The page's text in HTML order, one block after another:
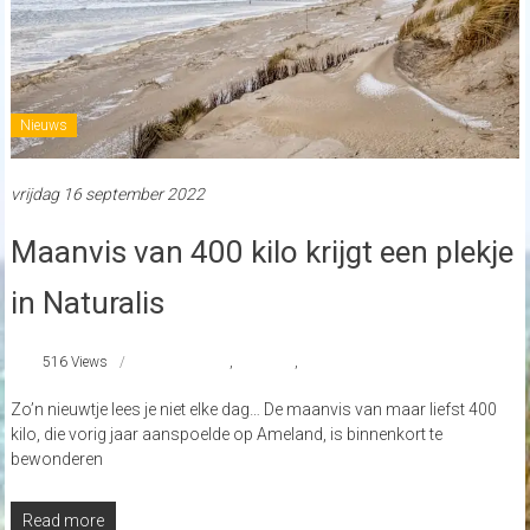
Nieuws
vrijdag 16 september 2022
Maanvis van 400 kilo krijgt een plekje
in Naturalis
516 Views , ,
Zo’n nieuwtje lees je niet elke dag… De maanvis van maar liefst 400
kilo, die vorig jaar aanspoelde op Ameland, is binnenkort te
bewonderen
Read more